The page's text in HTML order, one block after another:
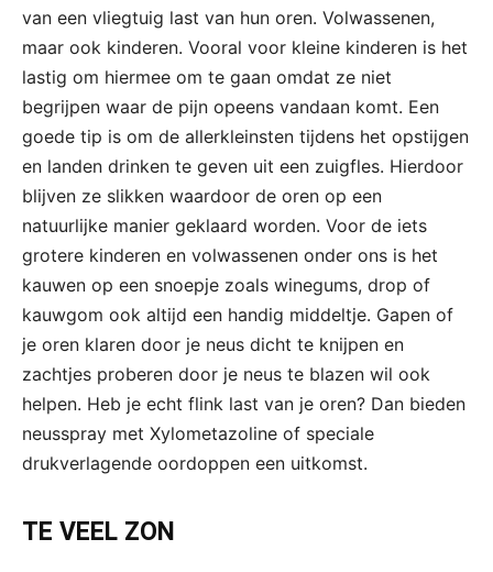
van een vliegtuig last van hun oren. Volwassenen,
maar ook kinderen. Vooral voor kleine kinderen is het
lastig om hiermee om te gaan omdat ze niet
begrijpen waar de pijn opeens vandaan komt. Een
goede tip is om de allerkleinsten tijdens het opstijgen
en landen drinken te geven uit een zuigfles. Hierdoor
blijven ze slikken waardoor de oren op een
natuurlijke manier geklaard worden. Voor de iets
grotere kinderen en volwassenen onder ons is het
kauwen op een snoepje zoals winegums, drop of
kauwgom ook altijd een handig middeltje. Gapen of
je oren klaren door je neus dicht te knijpen en
zachtjes proberen door je neus te blazen wil ook
helpen. Heb je echt flink last van je oren? Dan bieden
neusspray met Xylometazoline of speciale
drukverlagende oordoppen een uitkomst.
TE VEEL ZON